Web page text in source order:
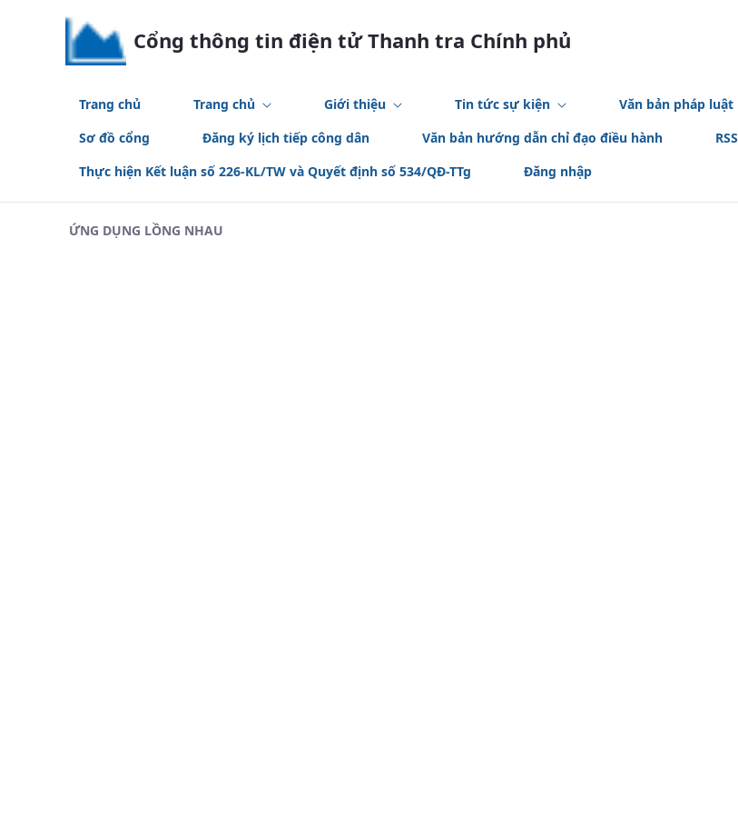
Skip to Main Content
Cổng thông tin điện tử Thanh tra Chính phủ
Trang chủ Trang chủ Giới thiệu Tin tức sự kiện Văn bản pháp luật
Sơ đồ cổng
Đăng ký lịch tiếp công dân Văn bản hướng dẫn chỉ đạo điều hành RSS
Thực hiện Kết luận số 226-KL/TW và Quyết định số 534/QĐ-TTg
Đăng nhập
ỨNG DỤNG LỒNG NHAU